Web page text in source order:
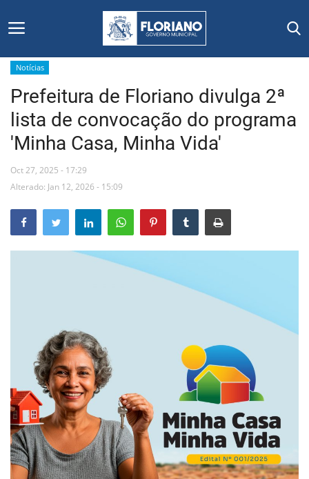
Início
Editais
Floriano
Mural de Licitações
Webmail
Contato
Notícias
Prefeitura de Floriano divulga 2ª
lista de convocação do programa
'Minha Casa, Minha Vida'
Oct 27, 2025 - 17:29
Alterado: Jan 12, 2026 - 15:09